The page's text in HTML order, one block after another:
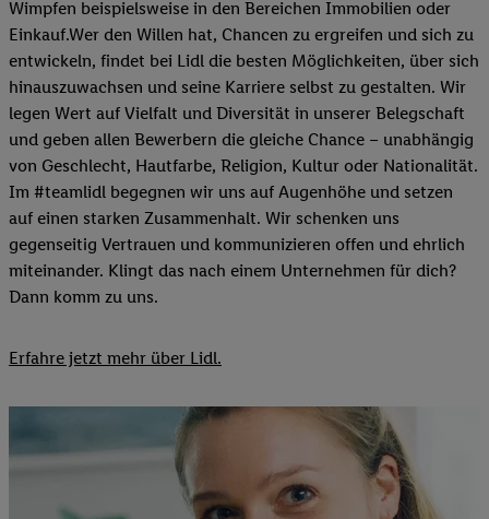
Wimpfen beispielsweise in den Bereichen Immobilien oder
Einkauf.Wer den Willen hat, Chancen zu ergreifen und sich zu
entwickeln, findet bei Lidl die besten Möglichkeiten, über sich
hinauszuwachsen und seine Karriere selbst zu gestalten. Wir
legen Wert auf Vielfalt und Diversität in unserer Belegschaft
und geben allen Bewerbern die gleiche Chance – unabhängig
von Geschlecht, Hautfarbe, Religion, Kultur oder Nationalität.
Im #teamlidl begegnen wir uns auf Augenhöhe und setzen
auf einen starken Zusammenhalt. Wir schenken uns
gegenseitig Vertrauen und kommunizieren offen und ehrlich
miteinander. Klingt das nach einem Unternehmen für dich?
Dann komm zu uns.​
Erfahre jetzt mehr über Lidl.